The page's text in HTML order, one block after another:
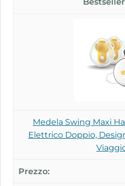
Medela Swing Maxi
Elettrico Doppio,